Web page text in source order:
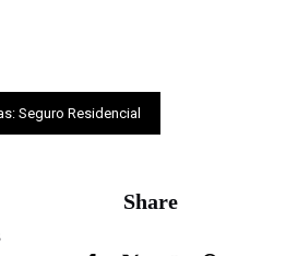
Seguro Residencial
Share